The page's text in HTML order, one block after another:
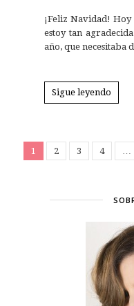
¡Feliz Navidad!
estoy tan
año, que necesitaba
Sigue leyendo
1 2 3 4 …